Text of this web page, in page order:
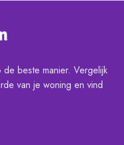
beste manier. Vergelijk
van je woning en vind